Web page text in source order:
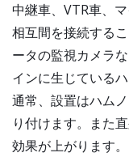
中継車、VTR車、
相互間を接続する
ータの監視カメラ
インに生じている
通常、設置はハム
り付けます。また
効果が上がります。